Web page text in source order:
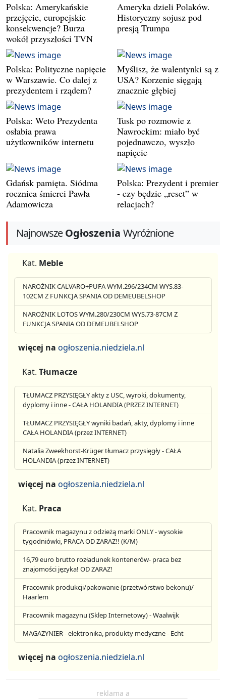
Polska: Amerykańskie
przejęcie, europejskie
konsekwencje? Burza
wokół przyszłości TVN
Ameryka dzieli Polaków.
Historyczny sojusz pod
presją Trumpa
Polska: Polityczne napięcie
w Warszawie. Co dalej z
prezydentem i rządem?
Myślisz, że walentynki są z
USA? Korzenie sięgają
znacznie głębiej
Polska: Weto Prezydenta
osłabia prawa
użytkowników internetu
Tusk po rozmowie z
Nawrockim: miało być
pojednawczo, wyszło
napięcie
Gdańsk pamięta. Siódma
rocznica śmierci Pawła
Adamowicza
Polska: Prezydent i premier
- czy będzie „reset” w
relacjach?
NajnowszeOgłoszenia Wyróżnione
Kat. Meble
NAROŻNIK CALVARO+PUFA WYM.296/234CM WYS.83-
102CM Z FUNKCJA SPANIA OD DEMEUBELSHOP
NAROŻNIK LOTOS WYM.280/230CM WYS.73-87CM Z
FUNKCJA SPANIA OD DEMEUBELSHOP
więcej na ogłoszenia.niedziela.nl
Kat. Tłumacze
TŁUMACZ PRZYSIĘGŁY akty z USC, wyroki, dokumenty,
dyplomy i inne - CAŁA HOLANDIA (PRZEZ INTERNET)
TŁUMACZ PRZYSIĘGŁY wyniki badań, akty, dyplomy i inne
CAŁA HOLANDIA (przez INTERNET)
Natalia Zweekhorst-Krüger tłumacz przysięgły - CAŁA
HOLANDIA (przez INTERNET)
więcej na ogłoszenia.niedziela.nl
Kat. Praca
Pracownik magazynu z odzieżą marki ONLY - wysokie
tygodniówki, PRACA OD ZARAZ!! (K/M)
16,79 euro brutto rozładunek kontenerów- praca bez
znajomości języka! OD ZARAZ!
Pracownik produkcji/pakowanie (przetwórstwo bekonu)/
Haarlem
Pracownik magazynu (Sklep Internetowy) - Waalwijk
MAGAZYNIER - elektronika, produkty medyczne - Echt
więcej na ogłoszenia.niedziela.nl
reklama a